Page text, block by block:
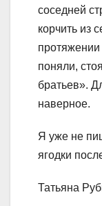
соседней
корчить из
протяжении
поняли,
братьев».
наверное.
Я уже не
ягодки
Татьяна